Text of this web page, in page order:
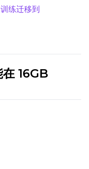
Rate
练迁移到
16GB